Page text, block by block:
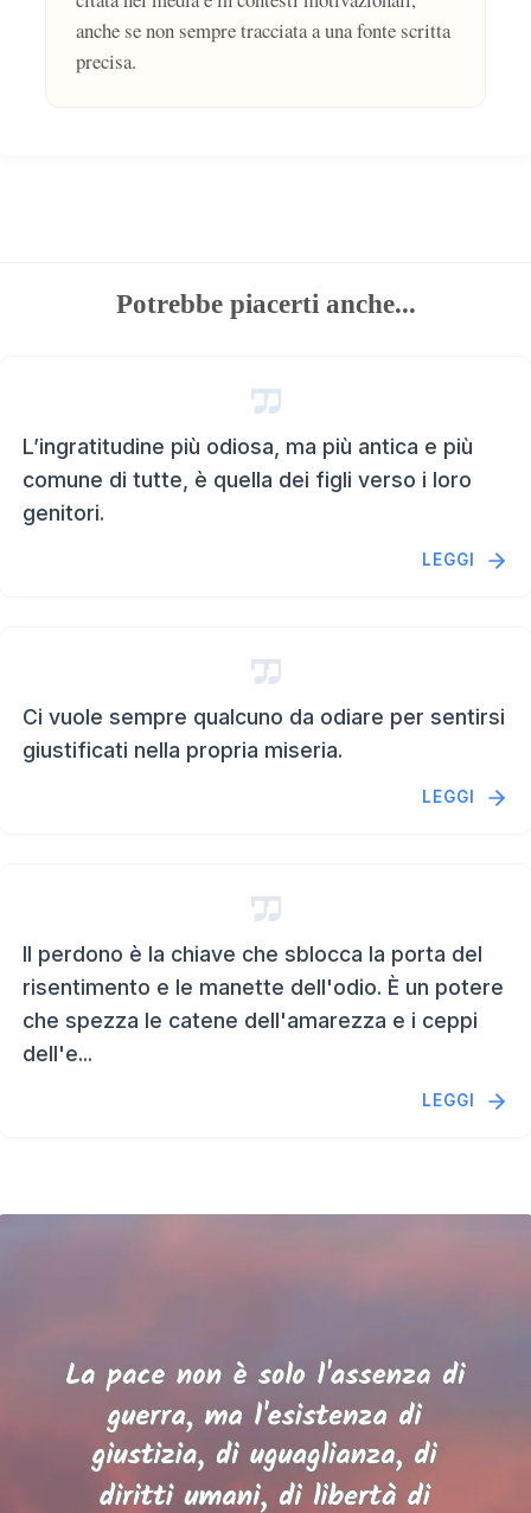
anche se non sempre tracciata a una fonte scritta
precisa.
Potrebbe piacerti anche...
L’ingratitudine più odiosa, ma più antica e più
comune di tutte, è quella dei figli verso i loro
genitori.
LEGGI
Ci vuole sempre qualcuno da odiare per sentirsi
giustificati nella propria miseria.
LEGGI
Il perdono è la chiave che sblocca la porta del
risentimento e le manette dell'odio. È un potere
che spezza le catene dell'amarezza e i ceppi
dell'e...
LEGGI